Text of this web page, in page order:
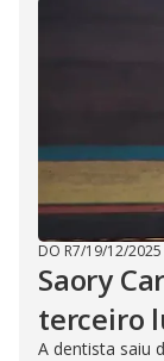
DO R7/19/12/2025
Saory
terceiro
A dentista saiu